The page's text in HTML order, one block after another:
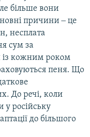
більше вони
причини ‒ це
несплата
сум за
із кожним роком
пеня. Що
До речі, коли
у російську
до більшого